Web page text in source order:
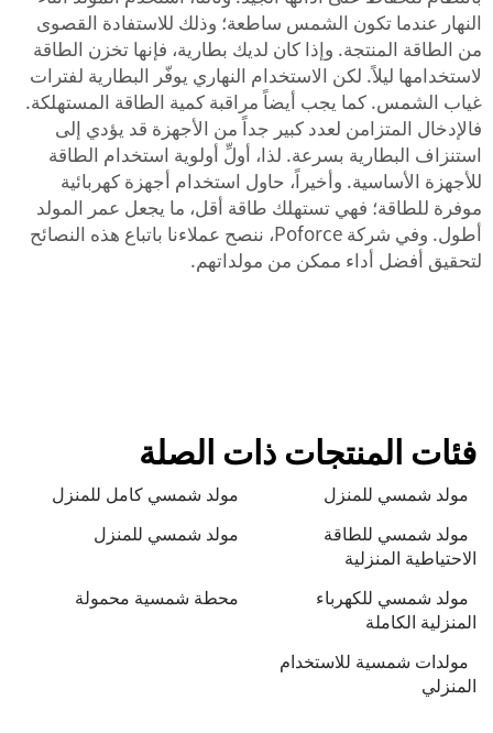
النهار عندما تكون الشمس ساطعة؛ وذلك للاستفادة القصوى
من الطاقة المنتجة. وإذا كان لديك بطارية، فإنها تخزن الطاقة
لاستخدامها ليلاً. لكن الاستخدام النهاري يوفّر البطارية لفترات
غياب الشمس. كما يجب أيضاً مراقبة كمية الطاقة المستهلكة.
فالإدخال المتزامن لعدد كبير جداً من الأجهزة قد يؤدي إلى
استنزاف البطارية بسرعة. لذا، أولِّ أولوية استخدام الطاقة
للأجهزة الأساسية. وأخيراً، حاول استخدام أجهزة كهربائية
موفرة للطاقة؛ فهي تستهلك طاقة أقل، ما يجعل عمر المولد
أطول. وفي شركة Poforce، ننصح عملاءنا باتباع هذه النصائح
لتحقيق أفضل أداء ممكن من مولداتهم.
فئات المنتجات ذات الصلة
مولد شمسي للمنزل
مولد شمسي كامل للمنزل
مولد شمسي للطاقة
الاحتياطية المنزلية
مولد شمسي للمنزل
مولد شمسي للكهرباء
المنزلية الكاملة
محطة شمسية محمولة
مولدات شمسية للاستخدام
المنزلي